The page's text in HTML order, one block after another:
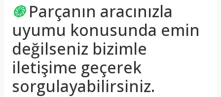
֍ Parçanın aracınızla
uyumu konusunda emin
değilseniz bizimle
iletişime geçerek
sorgulayabilirsiniz.